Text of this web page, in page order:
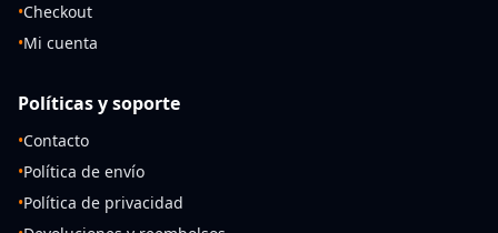
•Checkout
•Mi cuenta
Políticas y soporte
•Contacto
•Política de envío
•Política de privacidad